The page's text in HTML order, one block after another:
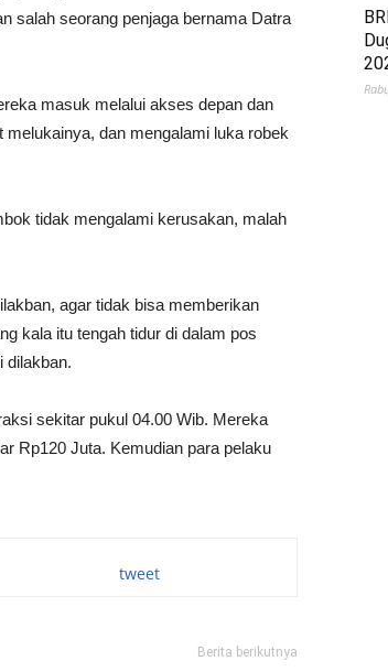
salah seorang penjaga bernama Datra
masuk melalui akses depan dan
dan mengalami luka robek
tidak mengalami kerusakan, malah
agar tidak bisa memberikan
kala itu tengah tidur di dalam pos
dilakban.
sekitar pukul 04.00 Wib. Mereka
Rp120 Juta. Kemudian para pelaku
tweet
Berita berikutnya